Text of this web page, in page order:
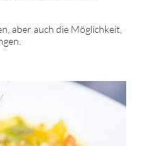
aber auch die Möglichkeit,